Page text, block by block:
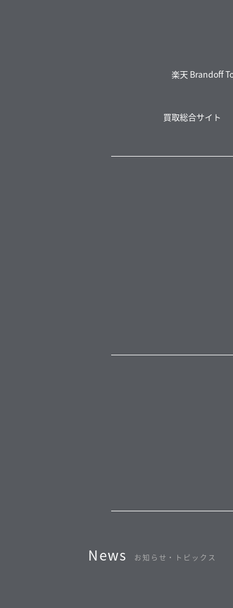
楽天 Brandoff
買取総合サイト
News お知らせ・トピックス